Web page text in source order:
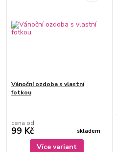
Vánoční ozdoba s vlastní
fotkou
cena od
99 Kč skladem
Více variant